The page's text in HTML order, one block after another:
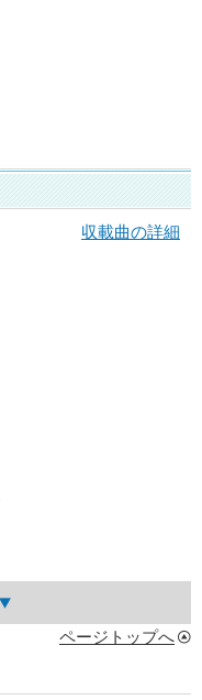
収載曲の詳細
ページトップへ